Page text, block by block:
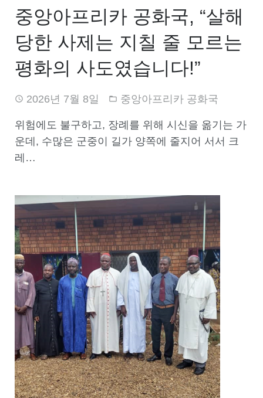
중앙아프리카 공화국, “살해
당한 사제는 지칠 줄 모르는
평화의 사도였습니다!”
2026년 7월 8일 중앙아프리카 공화국
위험에도 불구하고, 장례를 위해 시신을 옮기는 가
운데, 수많은 군중이 길가 양쪽에 줄지어 서서 크
레…